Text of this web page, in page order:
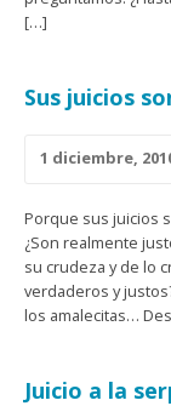
[…]
Sus juicios
1 diciembre,
Porque sus juicios
¿Son realmente
su crudeza y de lo
verdaderos y
los amalecitas…
Juicio a la